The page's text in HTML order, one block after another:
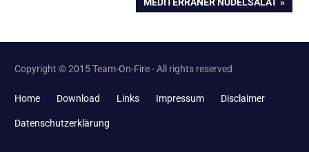
BEITRAG:
Copyright © 2015 Team-On-Fire - All rights reserved
Home Download Links Impressum Disclaimer
Datenschutzerklärung